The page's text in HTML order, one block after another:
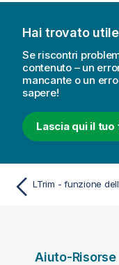
Hai trovato
Se riscontri
contenuto – un
mancante o un
sapere!
Lascia qui il
Aiuto-Risorse